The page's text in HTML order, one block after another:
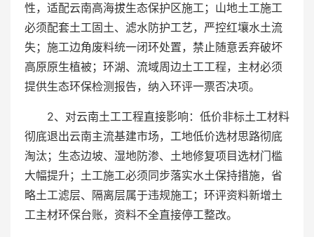
性，适配云南高海拔生态保护区施工；山地土工施工
必须配套土工固土、滤水防护工艺，严控红壤水土流
失；施工边角废料统一闭环处置，禁止随意丢弃破坏
高原原生植被；环湖、流域周边土工工程，主材必须
提供生态环保检测报告，纳入环评一票否决项。
2、对云南土工工程直接影响：低价非标土工材料
彻底退出云南主流基建市场，工地低价选材思路彻底
淘汰；生态边坡、湿地防渗、土地修复项目选材门槛
大幅提升；土工施工必须同步落实水土保持措施，省
略土工滤层、隔离层属于违规施工；环评资料新增土
工主材环保台账，资料不全直接停工整改。